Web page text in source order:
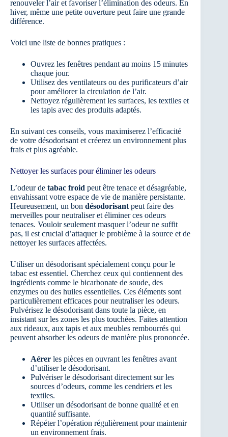
renouveler l’air et favoriser l’élimination des odeurs. En
hiver, même une petite ouverture peut faire une grande
différence.
Voici une liste de bonnes pratiques :
Ouvrez les fenêtres pendant au moins 15 minutes
chaque jour.
Utilisez des ventilateurs ou des purificateurs d’air
pour améliorer la circulation de l’air.
Nettoyez régulièrement les surfaces, les textiles et
les tapis avec des produits adaptés.
En suivant ces conseils, vous maximiserez l’efficacité
de votre désodorisant et créerez un environnement plus
frais et plus agréable.
Nettoyer les surfaces pour éliminer les odeurs
L’odeur de tabac froid peut être tenace et désagréable,
envahissant votre espace de vie de manière persistante.
Heureusement, un bon désodorisant peut faire des
merveilles pour neutraliser et éliminer ces odeurs
tenaces. Vouloir seulement masquer l’odeur ne suffit
pas, il est crucial d’attaquer le problème à la source et de
nettoyer les surfaces affectées.
Utiliser un désodorisant spécialement conçu pour le
tabac est essentiel. Cherchez ceux qui contiennent des
ingrédients comme le bicarbonate de soude, des
enzymes ou des huiles essentielles. Ces éléments sont
particulièrement efficaces pour neutraliser les odeurs.
Pulvérisez le désodorisant dans toute la pièce, en
insistant sur les zones les plus touchées. Faites attention
aux rideaux, aux tapis et aux meubles rembourrés qui
peuvent absorber les odeurs de manière plus prononcée.
Aérer les pièces en ouvrant les fenêtres avant
d’utiliser le désodorisant.
Pulvériser le désodorisant directement sur les
sources d’odeurs, comme les cendriers et les
textiles.
Utiliser un désodorisant de bonne qualité et en
quantité suffisante.
Répéter l’opération régulièrement pour maintenir
un environnement frais.